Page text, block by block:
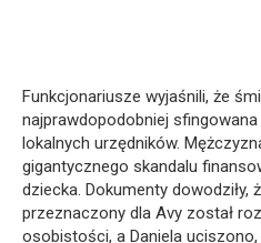
Funkcjonariusze wyjaśnili, że
najprawdopodobniej
lokalnych urzędników.
gigantycznego skandalu
dziecka. Dokumenty dowodziły,
przeznaczony dla Avy został
osobistości, a Daniela